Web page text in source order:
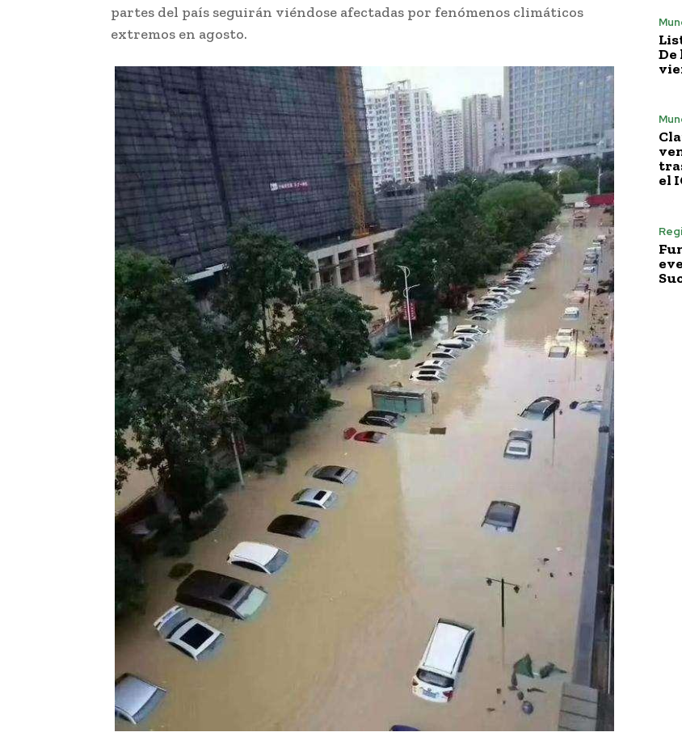
partes del país seguirán viéndose afectadas por fenómenos climáticos
extremos en agosto.
De
el